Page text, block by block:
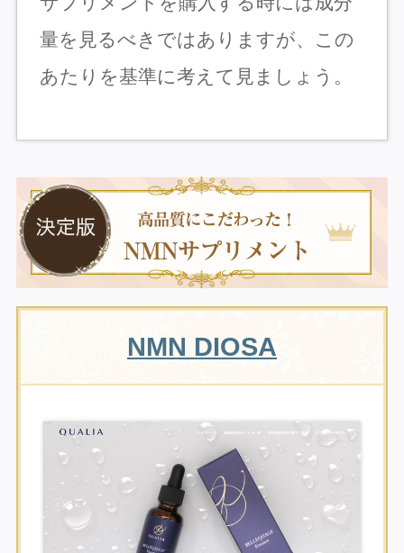
量を見るべきではありますが、この
あたりを基準に考えて見ましょう。
NMN DIOSA